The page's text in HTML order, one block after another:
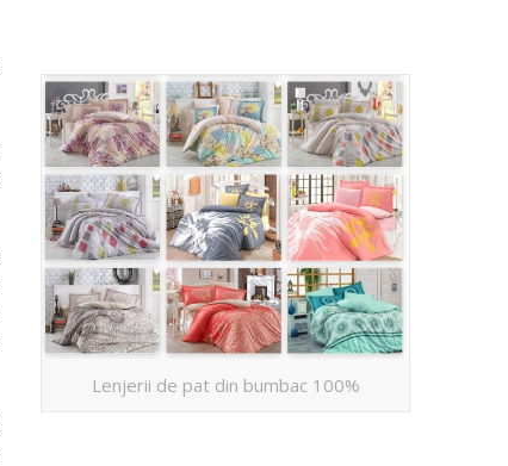
Lenjerii de pat din bumbac 100%